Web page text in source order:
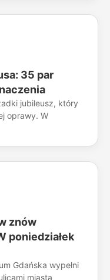
35 par
jubileusz, który
oprawy. W
znów
poniedziałek
Gdańska wypełni
miasta